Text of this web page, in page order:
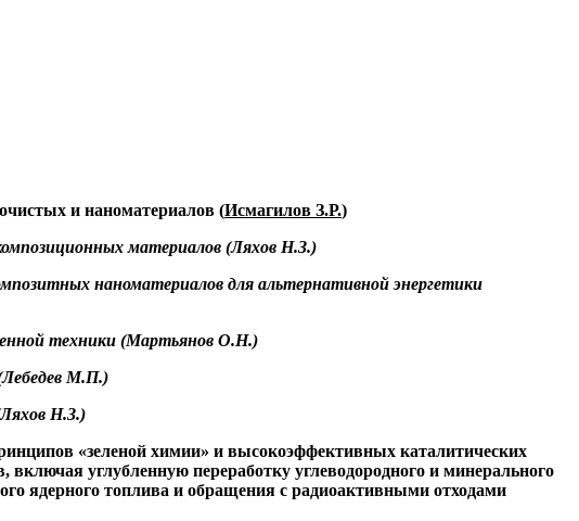
и наноматериалов (Исмагилов З.Р.)
материалов (Ляхов Н.З.)
наноматериалов для альтернативной энергетики
техники (Мартьянов О.Н.)
М.П.)
Н.З.)
«зеленой химии» и высокоэффективных каталитических
углубленную переработку углеводородного и минерального
ядерного топлива и обращения с радиоактивными отходами